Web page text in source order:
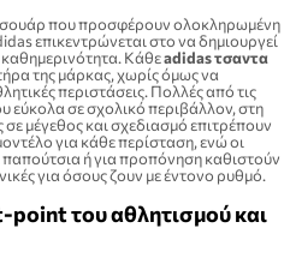
που προσφέρουν ολοκληρωμένη
επικεντρώνεται στο να δημιουργεί
Κάθεadidas τσαντα
της μάρκας, χωρίς όμως να
περιστάσεις. Πολλές από τις
εύκολα σε σχολικό περιβάλλον, στη
μέγεθος και σχεδιασμό επιτρέπουν
για κάθε περίσταση, ενώ οι
παπούτσια ή για προπόνηση καθιστούν
για όσους ζουν με έντονο ρυθμό.
point του αθλητισμού και